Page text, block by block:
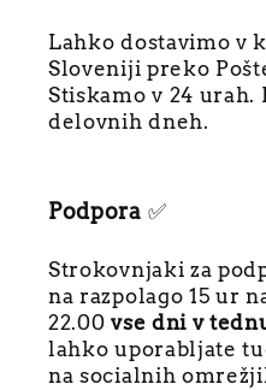
Lahko dostavimo v
Sloveniji preko
Stiskamo v 24 urah.
delovnih dneh.
Podpora ✅
Strokovnjaki za
na razpolago 15 ur
22.00vse dni v
lahko uporabljate
na socialnih